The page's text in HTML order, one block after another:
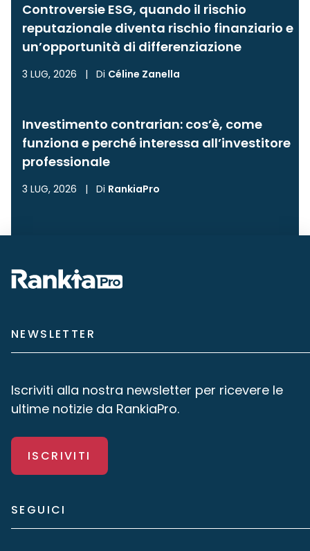
Controversie ESG, quando il rischio
reputazionale diventa rischio finanziario e
un’opportunità di differenziazione
3 LUG, 2026 | Di Céline Zanella
Investimento contrarian: cos’è, come
funziona e perché interessa all’investitore
professionale
3 LUG, 2026 | Di RankiaPro
NEWSLETTER
Iscriviti alla nostra newsletter per ricevere le
ultime notizie da RankiaPro.
ISCRIVITI
SEGUICI